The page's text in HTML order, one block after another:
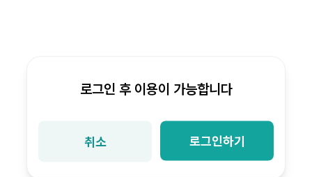
로그인 후 이용이 가능합니다
취소 로그인하기